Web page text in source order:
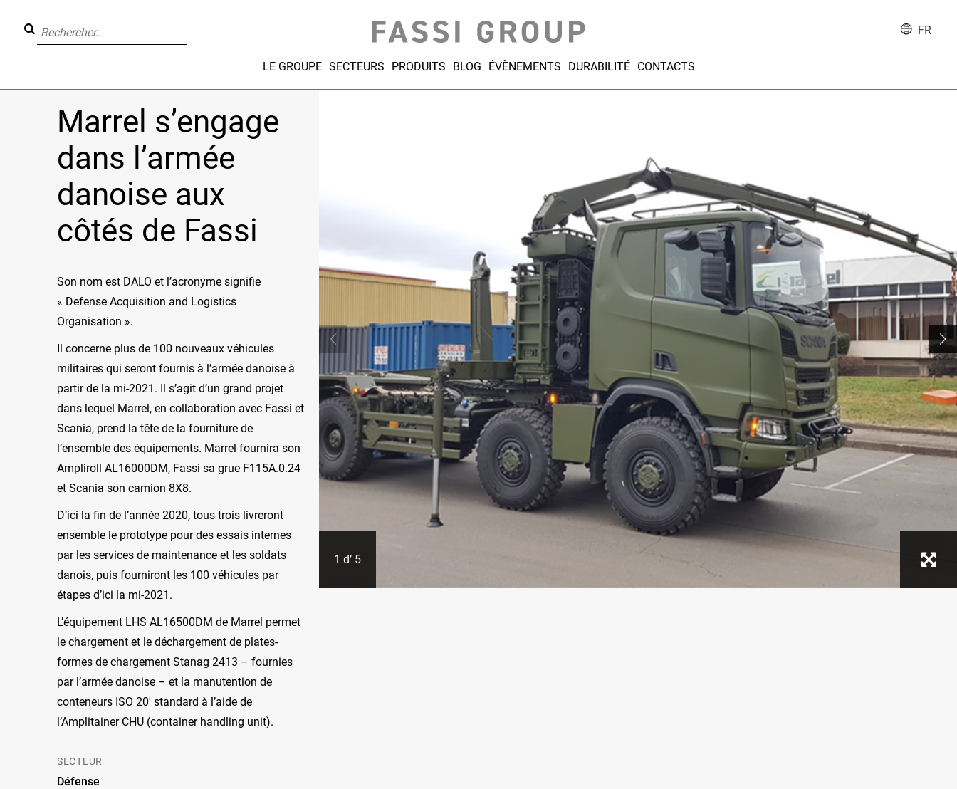
LE GROUPE SECTEURS PRODUITS BLOG ÉVÈNEMENTS DURABILITÉ CONTACTS
FR
Marrel s’engage
dans l’armée
danoise aux
côtés de Fassi
Son nom est DALO et l’acronyme signifie
« Defense Acquisition and Logistics
Organisation ».
Il concerne plus de 100 nouveaux véhicules
militaires qui seront fournis à l’armée danoise à
partir de la mi-2021. Il s’agit d’un grand projet
dans lequel Marrel, en collaboration avec Fassi et
Scania, prend la tête de la fourniture de
l’ensemble des équipements. Marrel fournira son
Ampliroll AL16000DM, Fassi sa grue F115A.0.24
et Scania son camion 8X8.
D’ici la fin de l’année 2020, tous trois livreront
ensemble le prototype pour des essais internes
par les services de maintenance et les soldats
danois, puis fourniront les 100 véhicules par
étapes d’ici la mi-2021.
L’équipement LHS AL16500DM de Marrel permet
le chargement et le déchargement de plates-
formes de chargement Stanag 2413 – fournies
par l’armée danoise – et la manutention de
conteneurs ISO 20′ standard à l’aide de
l’Amplitainer CHU (container handling unit).
SECTEUR
Défense
1 d’ 5